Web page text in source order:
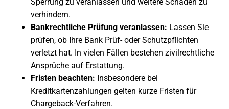
verhindern.
Bankrechtliche Prüfung veranlassen: Lassen Sie
prüfen, ob Ihre Bank Prüf- oder Schutzpflichten
verletzt hat. In vielen Fällen bestehen zivilrechtliche
Ansprüche auf Erstattung.
Fristen beachten: Insbesondere bei
Kreditkartenzahlungen gelten kurze Fristen für
Chargeback-Verfahren.